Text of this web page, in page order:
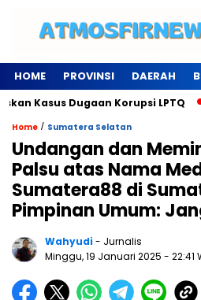
HOME PROVINSI DAERAH
Dugaan Korupsi LPTQ
Home / Sumatera Selatan
Undangan dan
Palsu atas Nama
Sumatera88 di
Pimpinan Umum:
Wahyudi- Jurnalis
Minggu, 19 Januari 2025 - 22:41